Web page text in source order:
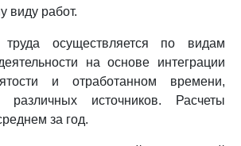
виду работ.
осуществляется по видам
на основе интеграции
и отработанном времени,
различных источников. Расчеты
за год.